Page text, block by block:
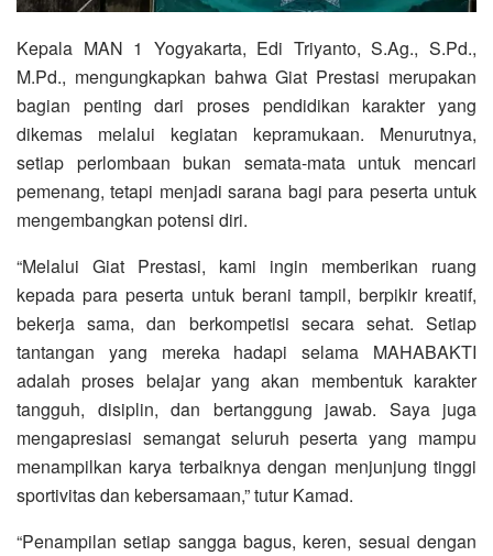
Kepala MAN 1 Yogyakarta, Edi Triyanto, S.Ag., S.Pd.,
M.Pd., mengungkapkan bahwa Giat Prestasi merupakan
bagian penting dari proses pendidikan karakter yang
dikemas melalui kegiatan kepramukaan. Menurutnya,
setiap perlombaan bukan semata-mata untuk mencari
pemenang, tetapi menjadi sarana bagi para peserta untuk
mengembangkan potensi diri.
“Melalui Giat Prestasi, kami ingin memberikan ruang
kepada para peserta untuk berani tampil, berpikir kreatif,
bekerja sama, dan berkompetisi secara sehat. Setiap
tantangan yang mereka hadapi selama MAHABAKTI
adalah proses belajar yang akan membentuk karakter
tangguh, disiplin, dan bertanggung jawab. Saya juga
mengapresiasi semangat seluruh peserta yang mampu
menampilkan karya terbaiknya dengan menjunjung tinggi
sportivitas dan kebersamaan,” tutur Kamad.
“Penampilan setiap sangga bagus, keren, sesuai dengan